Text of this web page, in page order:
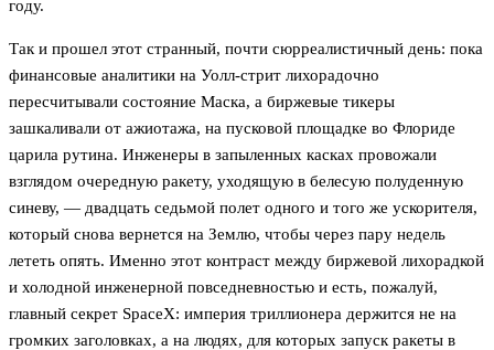
году.
Так и прошел этот странный, почти сюрреалистичный день: пока
финансовые аналитики на Уолл-стрит лихорадочно
пересчитывали состояние Маска, а биржевые тикеры
зашкаливали от ажиотажа, на пусковой площадке во Флориде
царила рутина. Инженеры в запыленных касках провожали
взглядом очередную ракету, уходящую в белесую полуденную
синеву, — двадцать седьмой полет одного и того же ускорителя,
который снова вернется на Землю, чтобы через пару недель
лететь опять. Именно этот контраст между биржевой лихорадкой
и холодной инженерной повседневностью и есть, пожалуй,
главный секрет SpaceX: империя триллионера держится не на
громких заголовках, а на людях, для которых запуск ракеты в